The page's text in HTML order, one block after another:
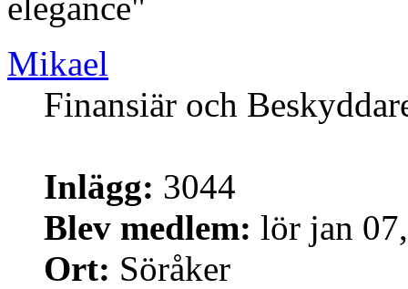
Mikael
Finansiär och
Inlägg: 3044
Blev medlem: lör jan
Ort: Söråker